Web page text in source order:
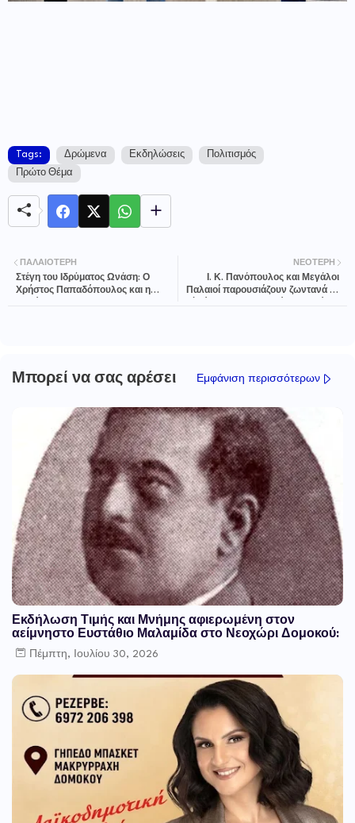
Tags: Δρώμενα Εκδηλώσεις
Πολιτισμός
Πρώτο Θέμα
ΝΕΌΤΕΡΗ
Ι. Κ. Πανόπουλος και Μεγάλοι
Παλαιοί παρουσιάζουν ζωντανά το
ΠΑΛΑΙΌΤΕΡΗ
Στέγη του Ιδρύματος Ωνάση: Ο
Χρήστος Παπαδόπουλος και η
Μπορεί να σας αρέσει Εμφάνιση περισσότερων
Εκδήλωση Τιμής και Μνήμης αφιερωμένη στον
αείμνηστο Ευστάθιο Μαλαμίδα στο Νεοχώρι Δομοκού:
Πέμπτη, Ιουλίου 30, 2026